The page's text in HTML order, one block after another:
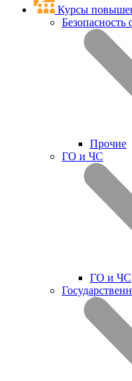
Курсы
Безопасность
Прочие
ГО и ЧС
ГО и ЧС